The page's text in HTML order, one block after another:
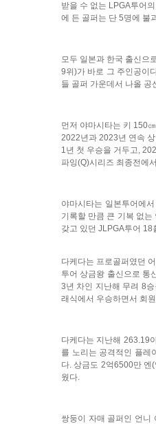
받을 수 없는 LPGA투어
에 든 골퍼는 단 5명에 불
모두 일본과 한국 출신으
9위)가 바로 그 주인공이
들 골퍼 가운데서 나올 공
먼저 야마시타는 키 150
2022년과 2023년 연속
1년 첫 우승을 거두고,
파잉(Q)시리즈 최종전에
야마시타는 일본투어에
기록할 만큼 큰 기복 없
갖고 있던 JLPGA투어
다케다는 프로골퍼였던
투어 상금왕 출신으로 통
3년 차인 지난해 무려 8
래식에서 우승하면서 회
다케다는 지난해 263.19
를 노리는 공격적인 플레
다. 상금도 2억6500만 엔
웠다.
쌍둥이 자매 골퍼인 언니